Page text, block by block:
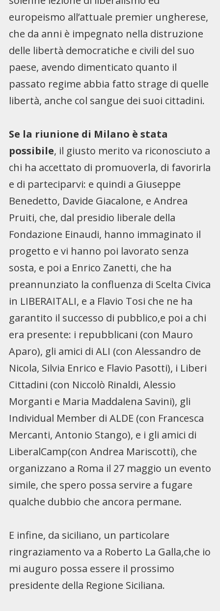
europeismo all’attuale premier ungherese,
che da anni è impegnato nella distruzione
delle libertà democratiche e civili del suo
paese, avendo dimenticato quanto il
passato regime abbia fatto strage di quelle
libertà, anche col sangue dei suoi cittadini.
Se la riunione di Milano è stata
possibile, il giusto merito va riconosciuto a
chi ha accettato di promuoverla, di favorirla
e di parteciparvi: e quindi a Giuseppe
Benedetto, Davide Giacalone, e Andrea
Pruiti, che, dal presidio liberale della
Fondazione Einaudi, hanno immaginato il
progetto e vi hanno poi lavorato senza
sosta, e poi a Enrico Zanetti, che ha
preannunziato la confluenza di Scelta Civica
in LIBERAITALI, e a Flavio Tosi che ne ha
garantito il successo di pubblico,e poi a chi
era presente: i repubblicani (con Mauro
Aparo), gli amici di ALI (con Alessandro de
Nicola, Silvia Enrico e Flavio Pasotti), i Liberi
Cittadini (con Niccolò Rinaldi, Alessio
Morganti e Maria Maddalena Savini), gli
Individual Member di ALDE (con Francesca
Mercanti, Antonio Stango), e i gli amici di
LiberalCamp(con Andrea Mariscotti), che
organizzano a Roma il 27 maggio un evento
simile, che spero possa servire a fugare
qualche dubbio che ancora permane.
E infine, da siciliano, un particolare
ringraziamento va a Roberto La Galla,che io
mi auguro possa essere il prossimo
presidente della Regione Siciliana.